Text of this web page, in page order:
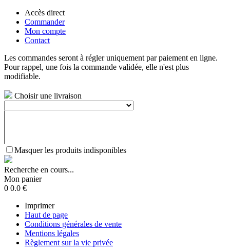
Accès direct
Commander
Mon compte
Contact
Les commandes seront à régler uniquement par paiement en ligne.
Pour rappel, une fois la commande validée, elle n'est plus
modifiable.
Choisir une livraison
Masquer les produits indisponibles
Recherche en cours...
Mon panier
0 0.0 €
Imprimer
Haut de page
Conditions générales de vente
Mentions légales
Règlement sur la vie privée